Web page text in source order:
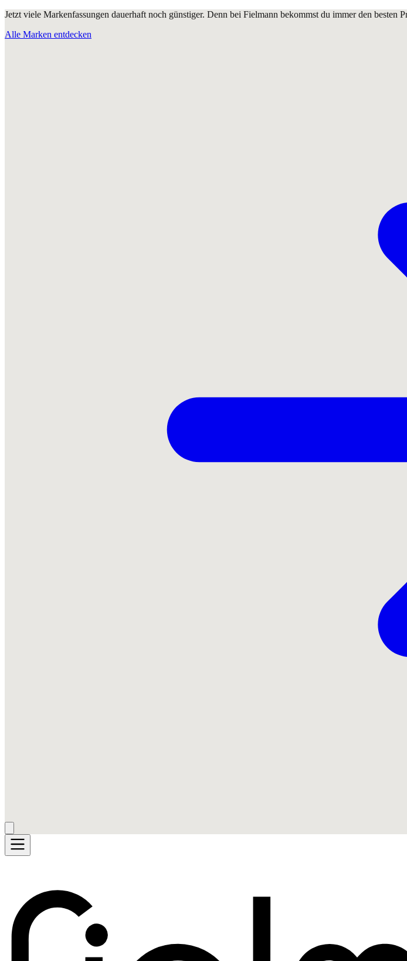
Jetzt viele Markenfassungen dauerhaft noch günstiger. Denn bei Fielmann bekommst du immer den besten
Alle Marken entdecken